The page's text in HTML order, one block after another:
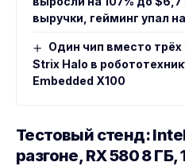
выручки, гейминг упал на
Один чип вместо трёх
Strix Halo в
Embedded X100
Тестовый стенд:
разгоне, RX 580 8 ГБ,